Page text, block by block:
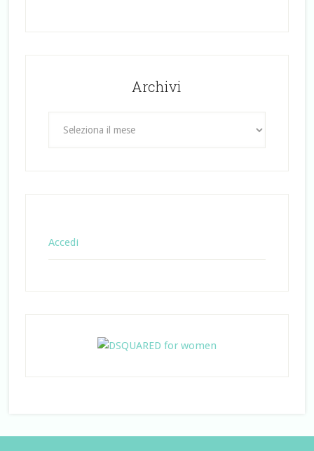
Archivi
Accedi